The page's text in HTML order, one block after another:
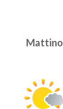
Mattino